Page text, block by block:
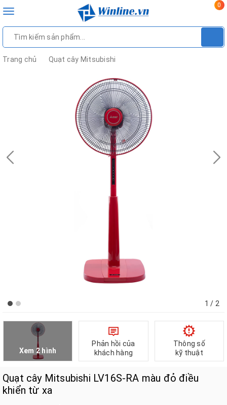
Toggle
0
Trang chủ Quạt cây Mitsubishi
1 / 2
Xem 2 hình
Phản hồi của
khách hàng
Thông số
kỹ thuật
Quạt cây Mitsubishi LV16S-RA màu đỏ điều
khiển từ xa